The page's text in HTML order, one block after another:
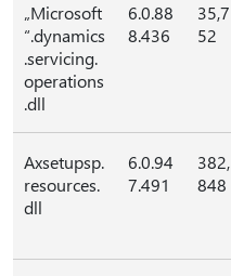
„Microsoft
“.dynamics
.servicing.
operations
.dll
6.0.88
8.436
35,7
52
Axsetupsp.
resources.
dll
6.0.94
7.491
382,
848